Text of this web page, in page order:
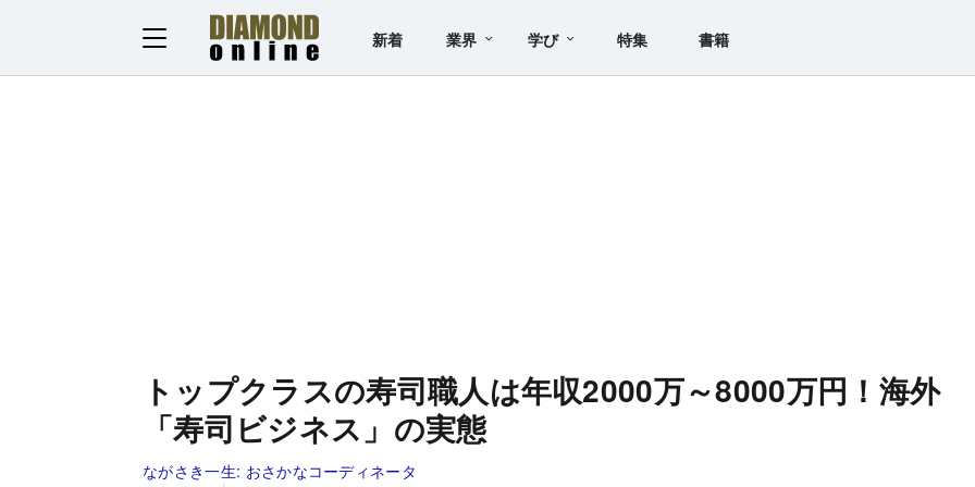
新着 業界 学び 特集 書籍
トップクラスの寿司職人は年収2000万～8000万円！海外
「寿司ビジネス」の実態
ながさき一生: おさかなコーディネータ